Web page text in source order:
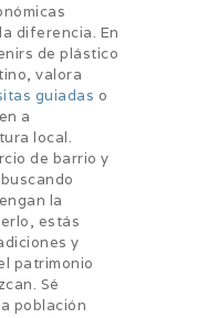
diferencia. En
de plástico
valora
guiadas o
a
local.
de barrio y
la
estás
y
patrimonio
Sé
población